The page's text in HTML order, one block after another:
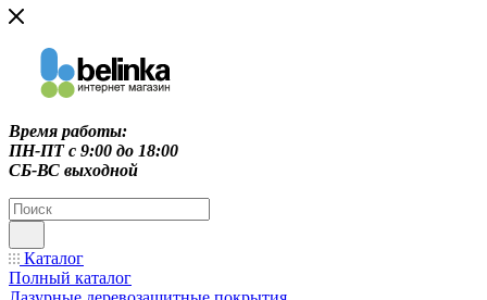
Время работы:
ПН-ПТ c 9:00 до 18:00
СБ-ВС выходной
Каталог
Полный каталог